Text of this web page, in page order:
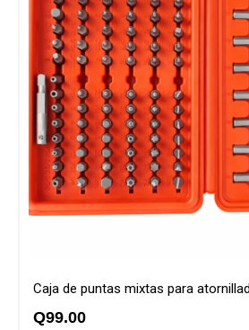
Caja de puntas mixtas para
Q99.00